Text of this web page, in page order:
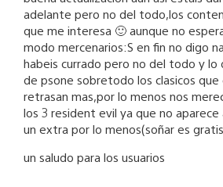
adelante pero no del todo,los
que me interesa 🙂 aunque no
modo mercenarios:S en fin no digo
habeis currado pero no del todo y lo
de psone sobretodo los clasicos que
retrasan mas,por lo menos nos
los 3 resident evil ya que no
un extra por lo menos(soñar es
un saludo para los usuarios